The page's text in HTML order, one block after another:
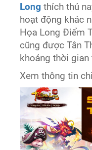
Long thích thú
hoạt động khác
Họa Long Điểm
cũng được Tân
khoảng thời
Xem thông tin